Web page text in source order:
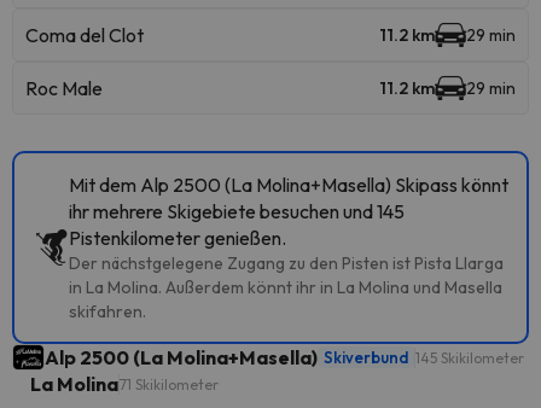
Coma del Clot 11.2 km 29 min
Roc Male 11.2 km 29 min
Mit dem Alp 2500 (La Molina+Masella) Skipass könnt
ihr mehrere Skigebiete besuchen und 145
Pistenkilometer genießen.
Der nächstgelegene Zugang zu den Pisten ist Pista Llarga
in La Molina. Außerdem könnt ihr in La Molina und Masella
skifahren.
Alp 2500 (La Molina+Masella) Skiverbund 145 Skikilometer
La Molina71 Skikilometer